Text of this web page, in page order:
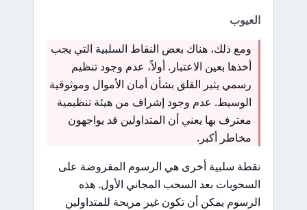
العيوب
ومع ذلك، هناك بعض النقاط السلبية التي يجب
أخذها بعين الاعتبار. أولاً، عدم وجود تنظيم
رسمي يثير القلق بشأن أمان الأموال وموثوقية
الوسيط. عدم وجود إشراف من هيئة تنظيمية
معترف بها يعني أن المتداولين قد يواجهون
مخاطر أكبر.
نقطة سلبية أخرى هي الرسوم المفروضة على
السحوبات بعد السحب المجاني الأول. هذه
الرسوم يمكن أن تكون غير مريحة للمتداولين